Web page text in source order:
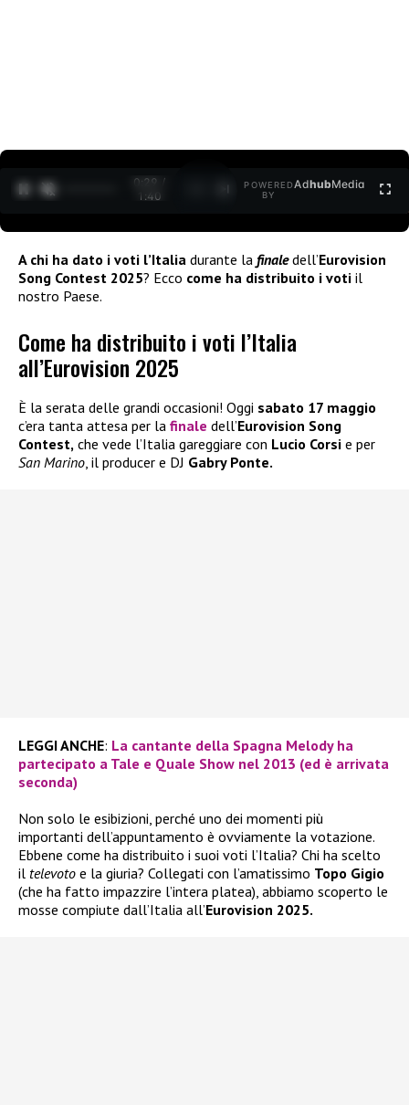
0:30 /
1:40
POWERED
BY
AdhubMedia
A chi ha dato i voti l’Italia durante la finaledell’Eurovision
Song Contest 2025? Ecco come ha distribuito i voti il
nostro Paese.
Come ha distribuito i voti l’Italia
all’Eurovision 2025
È la serata delle grandi occasioni! Oggi sabato 17 maggio
c’era tanta attesa per la finale dell’Eurovision Song
Contest, che vede l’Italia gareggiare con Lucio Corsi e per
San Marino, il producer e DJ Gabry Ponte.
LEGGI ANCHE: La cantante della Spagna Melody ha
partecipato a Tale e Quale Show nel 2013 (ed è arrivata
seconda)
Non solo le esibizioni, perché uno dei momenti più
importanti dell’appuntamento è ovviamente la votazione.
Ebbene come ha distribuito i suoi voti l’Italia? Chi ha scelto
il televoto e la giuria? Collegati con l’amatissimo Topo Gigio
(che ha fatto impazzire l’intera platea), abbiamo scoperto le
mosse compiute dall’Italia all’Eurovision 2025.